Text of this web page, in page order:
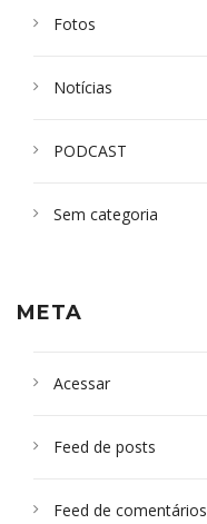
Fotos
Notícias
PODCAST
Sem categoria
META
Acessar
Feed de posts
Feed de comentários